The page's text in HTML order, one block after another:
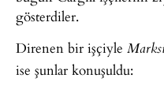
gösterdiler.
Direnen bir işçiyle
ise şunlar konuşuldu: